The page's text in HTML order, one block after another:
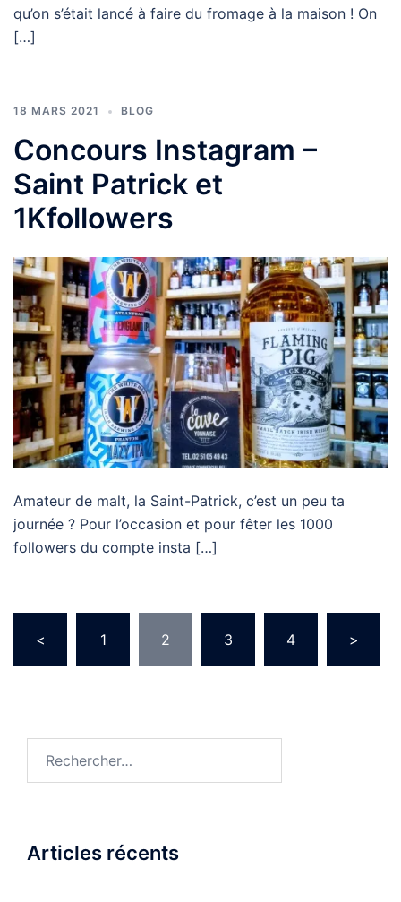
qu’on s’était lancé à faire du fromage à la maison ! On
[…]
18 MARS 2021 BLOG
Concours Instagram –
Saint Patrick et
1Kfollowers
Amateur de malt, la Saint-Patrick, c’est un peu ta
journée ? Pour l’occasion et pour fêter les 1000
followers du compte insta […]
des
publications
< 1 2 3 4 >
Articles récents